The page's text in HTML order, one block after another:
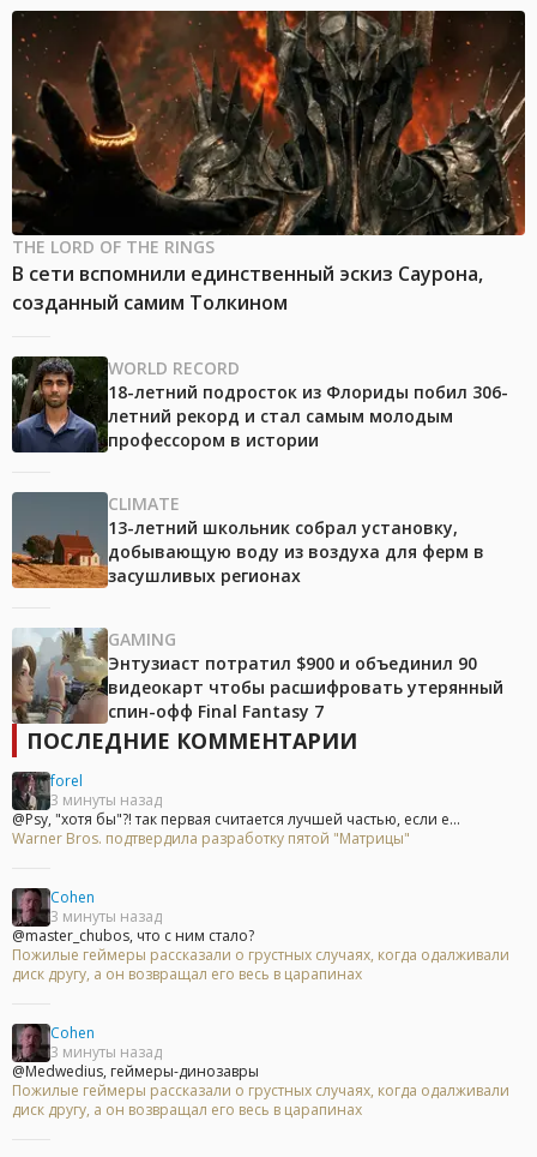
THE LORD OF THE RINGS
В сети вспомнили единственный эскиз Саурона,
созданный самим Толкином
WORLD RECORD
18-летний подросток из Флориды побил 306-
летний рекорд и стал самым молодым
профессором в истории
CLIMATE
13-летний школьник собрал установку,
добывающую воду из воздуха для ферм в
засушливых регионах
GAMING
Энтузиаст потратил $900 и объединил 90
видеокарт чтобы расшифровать утерянный
спин-офф Final Fantasy 7
ПОСЛЕДНИЕ КОММЕНТАРИИ
forel
3 минуты назад
@Psy, "хотя бы"?! так первая считается лучшей частью, если е...
Warner Bros. подтвердила разработку пятой "Матрицы"
Cohen
3 минуты назад
@master_chubos, что с ним стало?
Пожилые геймеры рассказали о грустных случаях, когда одалживали
диск другу, а он возвращал его весь в царапинах
Cohen
3 минуты назад
@Medwedius, геймеры-динозавры
Пожилые геймеры рассказали о грустных случаях, когда одалживали
диск другу, а он возвращал его весь в царапинах